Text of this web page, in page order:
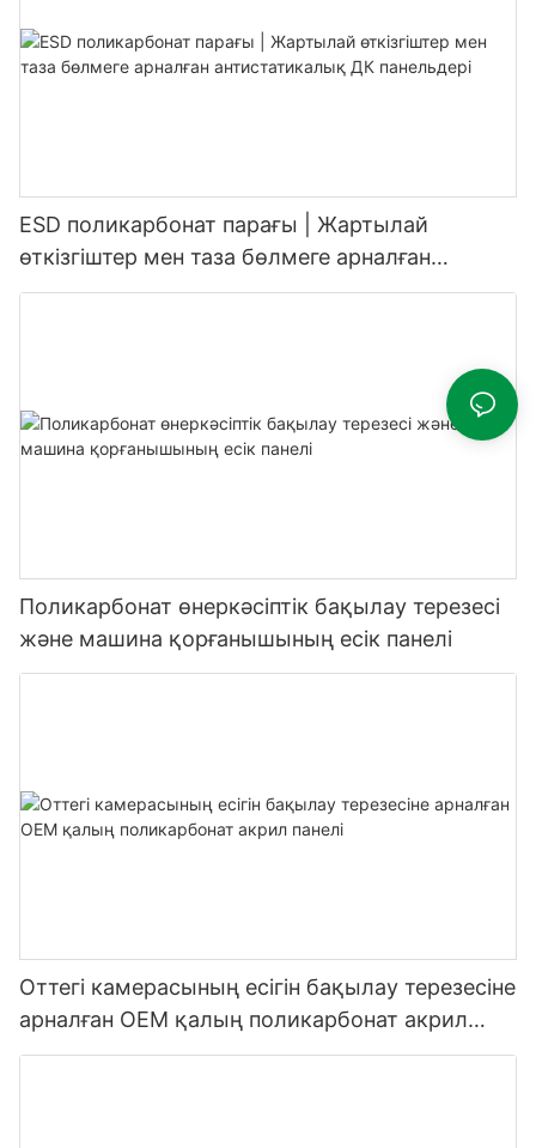
ESD поликарбонат парағы | Жартылай
өткізгіштер мен таза бөлмеге арналған
антистатикалық ДК панельдері
Поликарбонат өнеркәсіптік бақылау терезесі
және машина қорғанышының есік панелі
Оттегі камерасының есігін бақылау терезесіне
арналған OEM қалың поликарбонат акрил
панелі